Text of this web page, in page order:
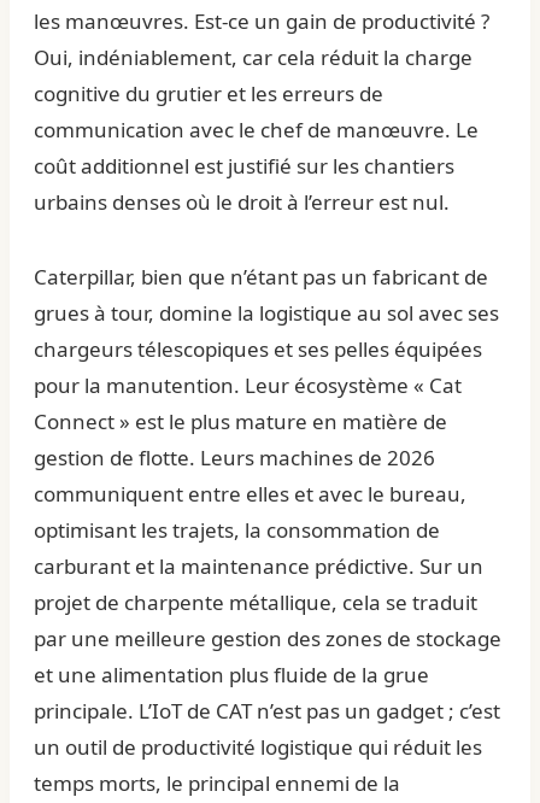
les manœuvres. Est-ce un gain de productivité ?
Oui, indéniablement, car cela réduit la charge
cognitive du grutier et les erreurs de
communication avec le chef de manœuvre. Le
coût additionnel est justifié sur les chantiers
urbains denses où le droit à l’erreur est nul.
Caterpillar, bien que n’étant pas un fabricant de
grues à tour, domine la logistique au sol avec ses
chargeurs télescopiques et ses pelles équipées
pour la manutention. Leur écosystème « Cat
Connect » est le plus mature en matière de
gestion de flotte. Leurs machines de 2026
communiquent entre elles et avec le bureau,
optimisant les trajets, la consommation de
carburant et la maintenance prédictive. Sur un
projet de charpente métallique, cela se traduit
par une meilleure gestion des zones de stockage
et une alimentation plus fluide de la grue
principale. L’IoT de CAT n’est pas un gadget ; c’est
un outil de productivité logistique qui réduit les
temps morts, le principal ennemi de la